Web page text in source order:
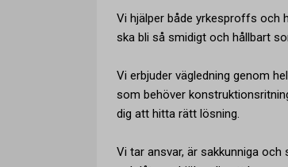
Vi hjälper både yrkesproffs och
ska bli så smidigt och hållbart
Vi erbjuder vägledning genom
som behöver
dig att hitta rätt lösning.
Vi tar ansvar, är sakkunniga